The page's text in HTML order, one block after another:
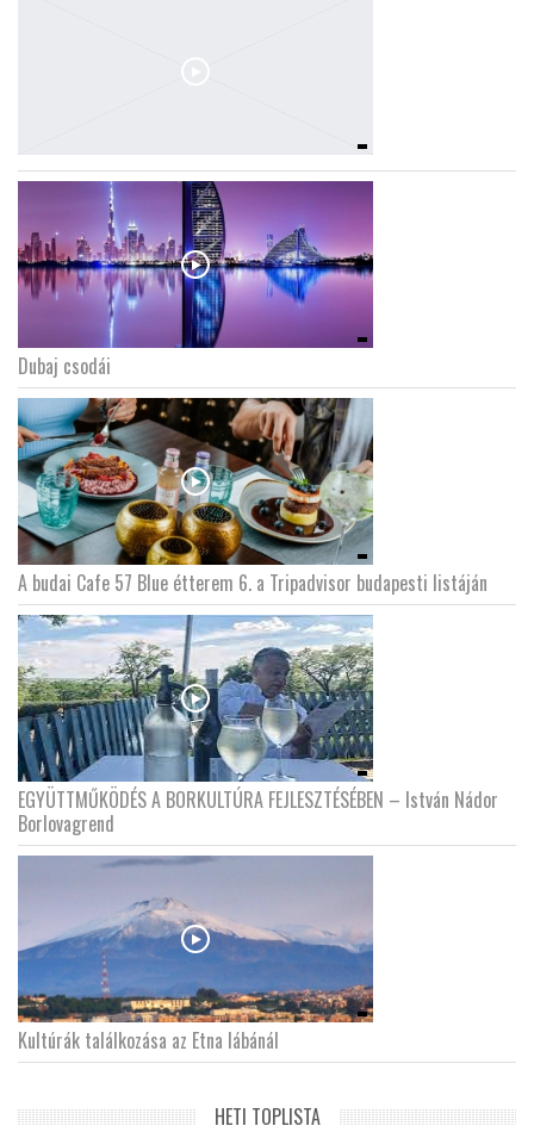
Dubaj csodái
A budai Cafe 57 Blue étterem 6. a Tripadvisor budapesti listáján
EGYÜTTMŰKÖDÉS A BORKULTÚRA FEJLESZTÉSÉBEN – István Nádor
Borlovagrend
Kultúrák találkozása az Etna lábánál
HETI TOPLISTA